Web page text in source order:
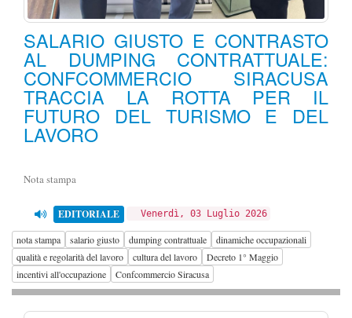
SALARIO GIUSTO E CONTRASTO
AL DUMPING CONTRATTUALE:
CONFCOMMERCIO SIRACUSA
TRACCIA LA ROTTA PER IL
FUTURO DEL TURISMO E DEL
LAVORO
Nota stampa
EDITORIALE Venerdì, 03 Luglio 2026
nota stampa salario giusto dumping contrattuale
dinamiche occupazionali
qualità e regolarità del lavoro
cultura del lavoro
Decreto 1° Maggio
incentivi all'occupazione
Confcommercio Siracusa